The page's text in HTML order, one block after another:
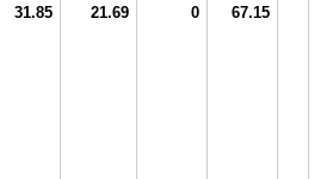
31.85 21.69 0 67.15